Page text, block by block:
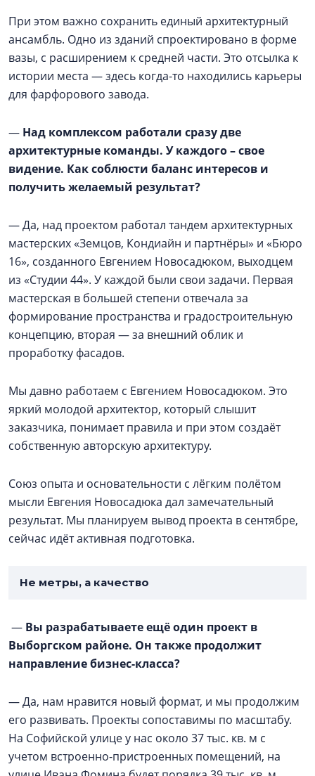
При этом важно сохранить единый архитектурный
ансамбль. Одно из зданий спроектировано в форме
вазы, с расширением к средней части. Это отсылка к
истории места — здесь когда-то находились карьеры
для фарфорового завода.
— Над комплексом работали сразу две
архитектурные команды. У каждого – свое
видение. Как соблюсти баланс интересов и
получить желаемый результат?
— Да, над проектом работал тандем архитектурных
мастерских «Земцов, Кондиайн и партнёры» и «Бюро
16», созданного Евгением Новосадюком, выходцем
из «Студии 44». У каждой были свои задачи. Первая
мастерская в большей степени отвечала за
формирование пространства и градостроительную
концепцию, вторая — за внешний облик и
проработку фасадов.
Мы давно работаем с Евгением Новосадюком. Это
яркий молодой архитектор, который слышит
заказчика, понимает правила и при этом создаёт
собственную авторскую архитектуру.
Союз опыта и основательности с лёгким полётом
мысли Евгения Новосадюка дал замечательный
результат. Мы планируем вывод проекта в сентябре,
сейчас идёт активная подготовка.
Не метры, а качество
— Вы разрабатываете ещё один проект в
Выборгском районе. Он также продолжит
направление бизнес-класса?
— Да, нам нравится новый формат, и мы продолжим
его развивать. Проекты сопоставимы по масштабу.
На Софийской улице у нас около 37 тыс. кв. м с
учетом встроенно-пристроенных помещений, на